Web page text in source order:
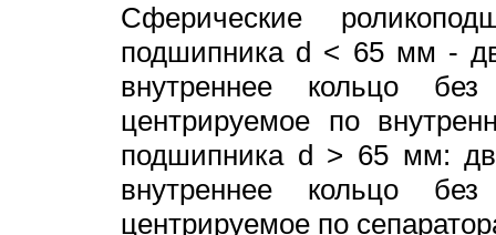
Сферические
подшипника d < 65 мм -
внутреннее кольцо
центрируемое по
подшипника d > 65 мм:
внутреннее кольцо
центрируемое по